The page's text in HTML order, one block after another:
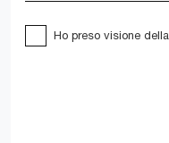
Ho preso visione della